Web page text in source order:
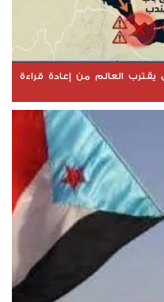
العالم من إعادة قراءة